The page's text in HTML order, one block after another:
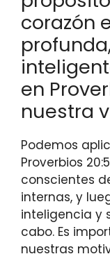
corazón
en
nuestra
Podemos
Proverbios
conscientes
internas, y
inteligencia y
cabo. Es
nuestras